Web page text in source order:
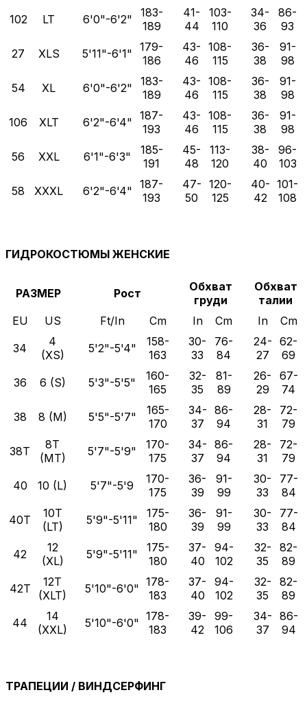
102
LT 6'0"-6'2"
183-
189
41-
44
103-
110
34-
36
86-
93
27
XLS 5'11"-6'1" 179-
186
43-
46
108-
115
36-
38
91-
98
54
XL 6'0"-6'2"
183-
189
43-
46
108-
115
36-
38
91-
98
106
XLT 6'2"-6'4" 187-
193
43-
46
108-
115
36-
38
91-
98
56
XXL 6'1"-6'3"
185-
191
45-
48
113-
120
38-
40
96-
103
58
XXXL 6'2"-6'4" 187-
193
47-
50
120-
125
40-
42
101-
108
ГИДРОКОСТЮМЫ ЖЕНСКИЕ
РАЗМЕР Рост
Обхват
груди
Обхват
талии
EU
US Ft/In Cm In Cm In
Cm
34
4
(XS)
5'2"-5'4"
158-
163
30-
33
76-
84
24-
27
62-
69
36
6 (S) 5'3"-5'5"
160-
165
32-
35
81-
89
26-
29
67-
74
38
8 (M) 5'5"-5'7"
165-
170
34-
37
86-
94
28-
31
72-
79
38T
8T
(MT)
5'7"-5'9"
170-
175
34-
37
86-
94
28-
31
72-
79
40
10 (L) 5'7"-5'9
170-
175
36-
39
91-
99
30-
33
77-
84
40T
10T
(LT)
5'9"-5'11"
175-
180
36-
39
91-
99
30-
33
77-
84
42
12
(XL)
5'9"-5'11"
175-
180
37-
40
94-
102
32-
35
82-
89
42T
12T
(XLT)
5'10"-6'0" 178-
183
37-
40
94-
102
32-
35
82-
89
44
14
(XXL)
5'10"-6'0" 178-
183
39-
42
99-
106
34-
37
86-
94
ТРАПЕЦИИ / ВИНДСЕРФИНГ